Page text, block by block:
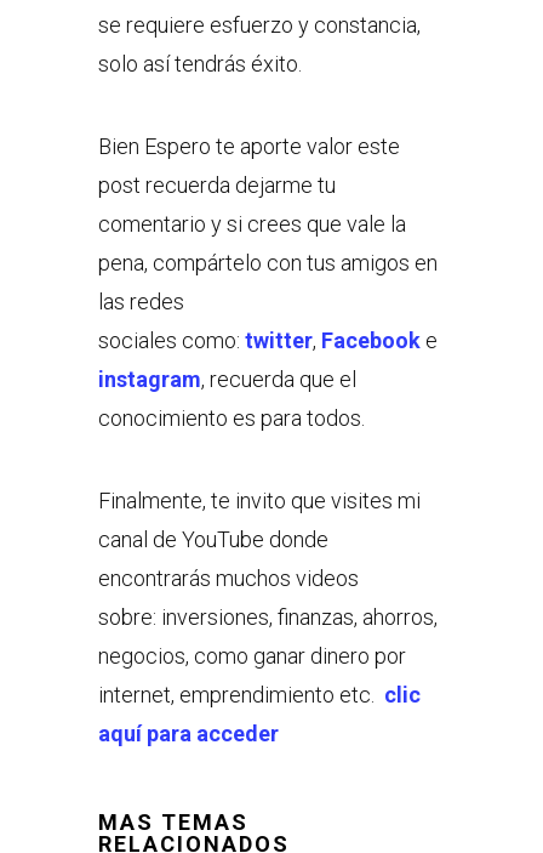
se requiere esfuerzo y constancia,
solo así tendrás éxito.
Bien Espero te aporte valor este
post recuerda dejarme tu
comentario y si crees que vale la
pena, compártelo con tus amigos en
las redes
sociales como: twitter, Facebook e
instagram, recuerda que el
conocimiento es para todos.
Finalmente, te invito que visites mi
canal de YouTube donde
encontrarás muchos videos
sobre: inversiones, finanzas, ahorros,
negocios, como ganar dinero por
internet, emprendimiento etc.
clic
aquí para acceder
MAS TEMAS
RELACIONADOS